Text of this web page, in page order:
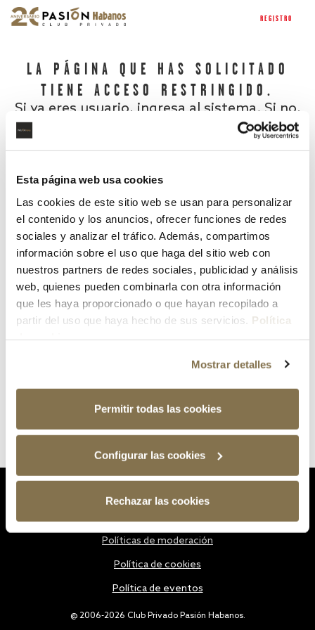
Esta página web usa cookies
Las cookies de este sitio web se usan para personalizar
el contenido y los anuncios, ofrecer funciones de redes
sociales y analizar el tráfico. Además, compartimos
información sobre el uso que haga del sitio web con
nuestros partners de redes sociales, publicidad y análisis
web, quienes pueden combinarla con otra información
que les haya proporcionado o que hayan recopilado a
partir del uso que haya hecho de sus servicios. Política
Mostrar detalles
Permitir todas las cookies
Configurar las cookies
Rechazar las cookies
REGISTRO
LA PÁGINA QUE HAS SOLICITADO
TIENE ACCESO RESTRINGIDO.
Si ya eres usuario, ingresa al sistema. Si no,
¿Has olvidado tu contraseña?
@ 2006-2026 Club Privado Pasión Habanos.
Políticas de moderación
Política de cookies
Política de eventos